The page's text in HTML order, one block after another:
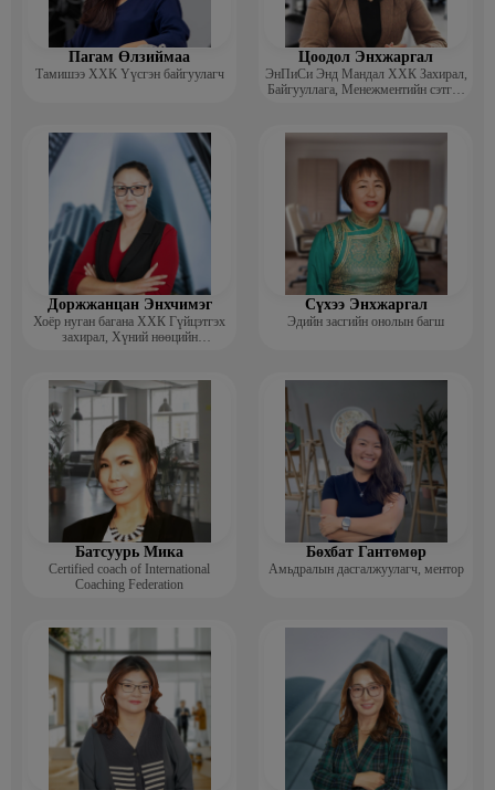
Пагам Өлзиймаа
Тамишээ ХХК Үүсгэн байгуулагч
Цоодол Энхжаргал
ЭнПиСи Энд Мандал ХХК Захирал,
Байгууллага, Менежментийн сэтгэл
Доржжанцан Энхчимэг
Хоёр нуган багана ХХК Гүйцэтгэх
захирал, Хүний нөөцийн
Сүхээ Энхжаргал
Эдийн засгийн онолын багш
Батсуурь Мика
Certified coach of International
Coaching Federation
Бөхбат Гантөмөр
Амьдралын дасгалжуулагч, ментор